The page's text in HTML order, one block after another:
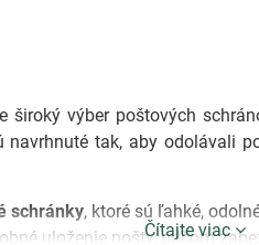
široký výber poštových
tak, aby odolávali
schránky, ktoré sú ľahké,
uloženie pošty, pričom
Čítajte viac